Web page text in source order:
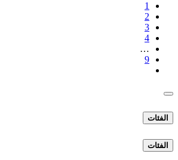
1
2
3
4
…
9
الفئات
الفئات